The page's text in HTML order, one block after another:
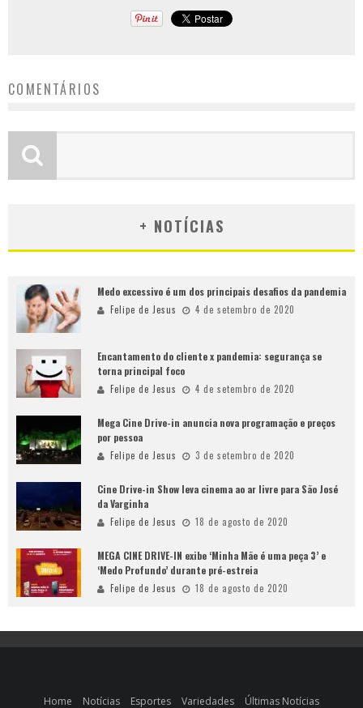
COMENTÁRIOS
+ NOTÍCIAS
Medo excessivo é um dos principais desafios da pandemia
Felipe de Jesus 4 de setembro de 2020
Encantamento do cliente x pandemia: segurança se
torna principal foco
Felipe de Jesus 4 de setembro de 2020
Mega Cine Drive-in anuncia nova programação e preços
por pessoa
Felipe de Jesus 3 de setembro de 2020
Cine Drive-in Show leva cinema ao ar livre para São José
da Varginha
Felipe de Jesus 18 de agosto de 2020
MEGA CINE DRIVE-IN exibe ‘Minha Mãe é uma peça 3’ e
‘Medo Profundo’ durante pré-estreia
Felipe de Jesus 18 de agosto de 2020
Home Notícias Esportes Variedades Últimas Notícias